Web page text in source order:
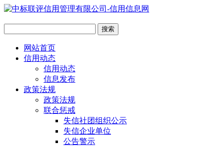
网站首页
信用动态
信用动态
信息发布
政策法规
政策法规
联合惩戒
失信社团组织公示
失信企业单位
公告警示